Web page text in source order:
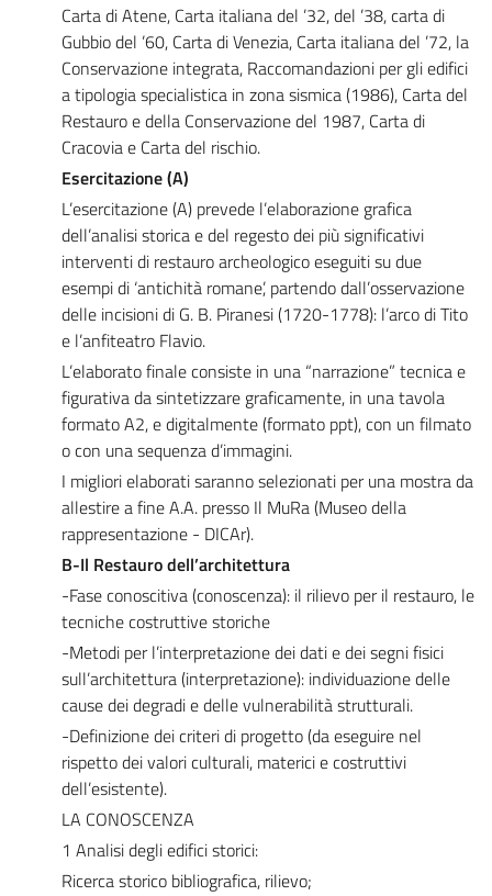
Carta di Atene, Carta italiana del ’32, del ’38, carta di
Gubbio del ’60, Carta di Venezia, Carta italiana del ’72, la
Conservazione integrata, Raccomandazioni per gli edifici
a tipologia specialistica in zona sismica (1986), Carta del
Restauro e della Conservazione del 1987, Carta di
Cracovia e Carta del rischio.
Esercitazione (A)
L’esercitazione (A) prevede l’elaborazione grafica
dell’analisi storica e del regesto dei più significativi
interventi di restauro archeologico eseguiti su due
esempi di ‘antichità romane’, partendo dall’osservazione
delle incisioni di G. B. Piranesi (1720-1778): l’arco di Tito
e l’anfiteatro Flavio.
L’elaborato finale consiste in una “narrazione” tecnica e
figurativa da sintetizzare graficamente, in una tavola
formato A2, e digitalmente (formato ppt), con un filmato
o con una sequenza d’immagini.
I migliori elaborati saranno selezionati per una mostra da
allestire a fine A.A. presso Il MuRa (Museo della
rappresentazione - DICAr).
B-Il Restauro dell’architettura
-Fase conoscitiva (conoscenza): il rilievo per il restauro, le
tecniche costruttive storiche
-Metodi per l’interpretazione dei dati e dei segni fisici
sull’architettura (interpretazione): individuazione delle
cause dei degradi e delle vulnerabilità strutturali.
-Definizione dei criteri di progetto (da eseguire nel
rispetto dei valori culturali, materici e costruttivi
dell’esistente).
LA CONOSCENZA
1 Analisi degli edifici storici:
Ricerca storico bibliografica, rilievo;